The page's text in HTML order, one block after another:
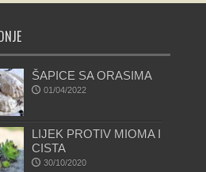
ŠAPICE SA ORASIMA
01/04/2022
LIJEK PROTIV MIOMA I
CISTA
30/10/2020